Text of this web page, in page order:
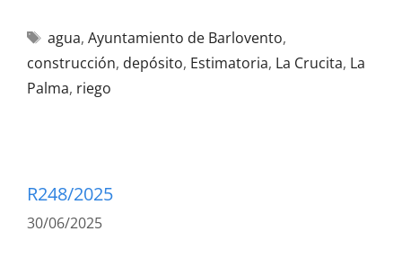
agua, Ayuntamiento de Barlovento,
construcción, depósito, Estimatoria, La Crucita, La
Palma, riego
R248/2025
30/06/2025